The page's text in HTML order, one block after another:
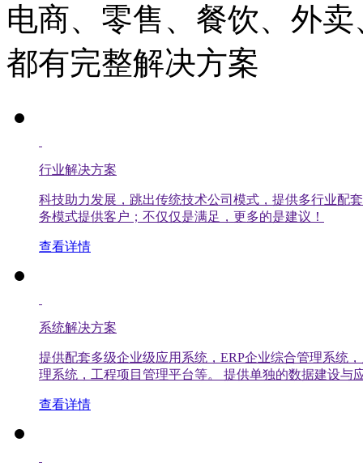
电商、零售、餐饮、外
都有完整解决方案
行业解决方案
科技助力发展，跳出传统技术公司模式，提供多行业配
务模式提供客户；不仅仅是满足，更多的是建议！
查看详情
系统解决方案
提供配套多级企业级应用系统，ERP企业综合管理系统
理系统，工程项目管理平台等。 提供单独的数据建设与
查看详情